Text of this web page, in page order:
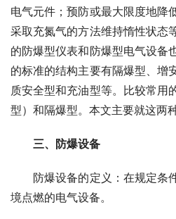
电气元件；预防或最大限度地降
采取充氮气的方法维持惰性状态
的防爆型仪表和防爆型电气设备
的标准的结构主要有隔爆型、增
质安全型和充油型等。比较常用
型）和隔爆型。本文主要就这两
三、防爆设备
防爆设备的定义：在规定条
境点燃的电气设备。